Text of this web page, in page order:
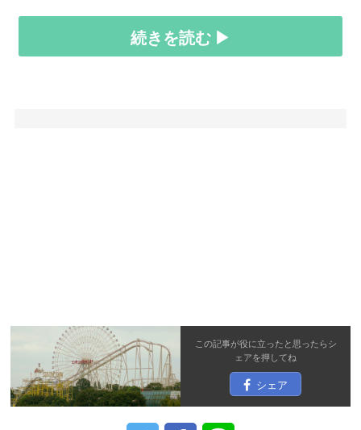
続きを読む ▶
この記事が役に立ったと思ったらシ
ェアを押してね
シェア